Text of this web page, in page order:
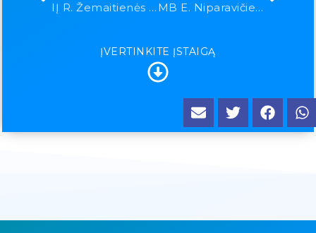
IĮ R. Žemaitienės kabinetas MB E. Niparavičienės kineziterapijos kabinetas
ĮVERTINKITE ĮSTAIGĄ